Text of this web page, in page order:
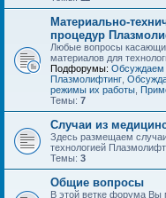
Материально-
процедур
Любые вопросы
материалов для
Подфорумы: Обсуждаем
Плазмолифтинг
режимы их работы
Темы: 7
Случаи из
Здесь размещаем
технологией
Темы: 3
Общие вопросы
В этой ветке форума Вы